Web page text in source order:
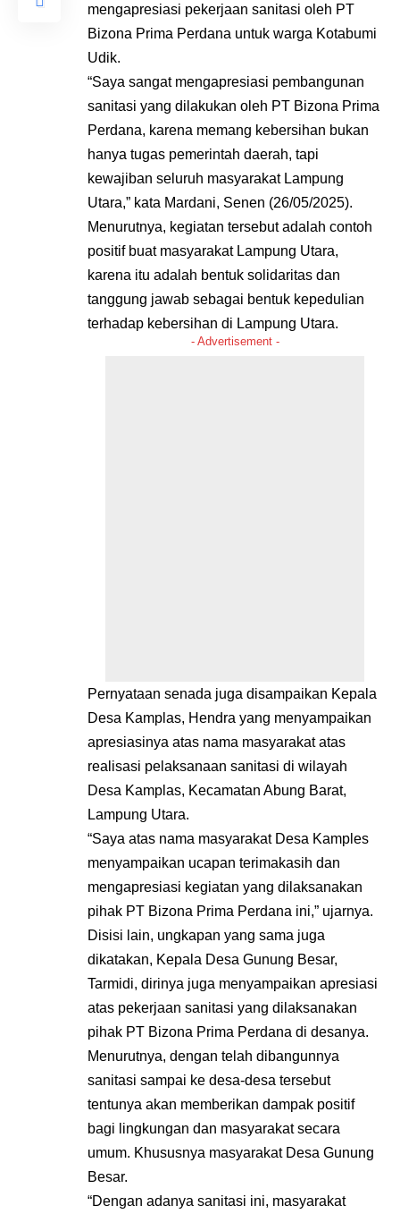
mengapresiasi pekerjaan sanitasi oleh PT
Bizona Prima Perdana untuk warga Kotabumi
Udik.
“Saya sangat mengapresiasi pembangunan
sanitasi yang dilakukan oleh PT Bizona Prima
Perdana, karena memang kebersihan bukan
hanya tugas pemerintah daerah, tapi
kewajiban seluruh masyarakat Lampung
Utara,” kata Mardani, Senen (26/05/2025).
Menurutnya, kegiatan tersebut adalah contoh
positif buat masyarakat Lampung Utara,
karena itu adalah bentuk solidaritas dan
tanggung jawab sebagai bentuk kepedulian
terhadap kebersihan di Lampung Utara.
- Advertisement -
Pernyataan senada juga disampaikan Kepala
Desa Kamplas, Hendra yang menyampaikan
apresiasinya atas nama masyarakat atas
realisasi pelaksanaan sanitasi di wilayah
Desa Kamplas, Kecamatan Abung Barat,
Lampung Utara.
“Saya atas nama masyarakat Desa Kamples
menyampaikan ucapan terimakasih dan
mengapresiasi kegiatan yang dilaksanakan
pihak PT Bizona Prima Perdana ini,” ujarnya.
Disisi lain, ungkapan yang sama juga
dikatakan, Kepala Desa Gunung Besar,
Tarmidi, dirinya juga menyampaikan apresiasi
atas pekerjaan sanitasi yang dilaksanakan
pihak PT Bizona Prima Perdana di desanya.
Menurutnya, dengan telah dibangunnya
sanitasi sampai ke desa-desa tersebut
tentunya akan memberikan dampak positif
bagi lingkungan dan masyarakat secara
umum. Khususnya masyarakat Desa Gunung
Besar.
“Dengan adanya sanitasi ini, masyarakat